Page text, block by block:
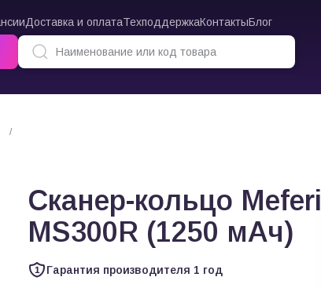
Доставка и оплатаТехподдержкаКонтактыБлог
Сканер-кольцо Meferi MS300R (1250 мАч)
Сканер-кольцо Meferi
MS300R (1250 мАч)
Гарантия производителя 1 год